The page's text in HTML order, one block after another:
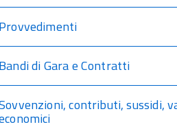
Provvedimenti
Bandi di Gara e Contratti
contributi, sussidi,